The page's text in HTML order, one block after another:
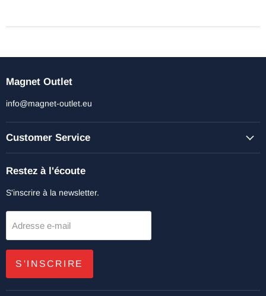
Magnet Outlet
info@magnet-outlet.eu
Customer Service
Restez à l'écoute
S'inscrire à la newsletter.
Adresse e-mail
S'INSCRIRE